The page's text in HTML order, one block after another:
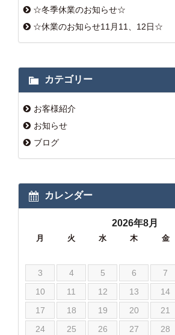
☆冬季休業のお知らせ☆
☆休業のお知らせ11月11、12日☆
カテゴリー
お客様紹介
お知らせ
ブログ
カレンダー
2026年8月
月 火 水 木 金
3
4 5 6 7
10
11 12 13 14
17
18 19 20 21
24
25 26 27 28